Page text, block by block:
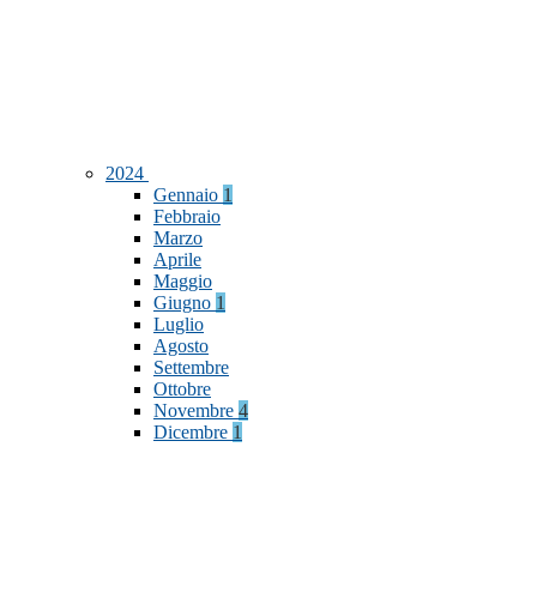
2024
Gennaio 1
Febbraio
Marzo
Aprile
Maggio
Giugno 1
Luglio
Agosto
Settembre
Ottobre
Novembre 4
Dicembre 1